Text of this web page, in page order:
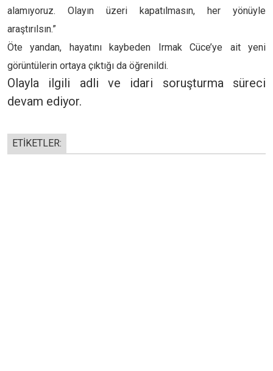
alamıyoruz. Olayın üzeri kapatılmasın, her yönüyle
araştırılsın.”
Öte yandan, hayatını kaybeden Irmak Cüce’ye ait yeni
görüntülerin ortaya çıktığı da öğrenildi.
Olayla ilgili adli ve idari soruşturma süreci
devam ediyor.
ETİKETLER: